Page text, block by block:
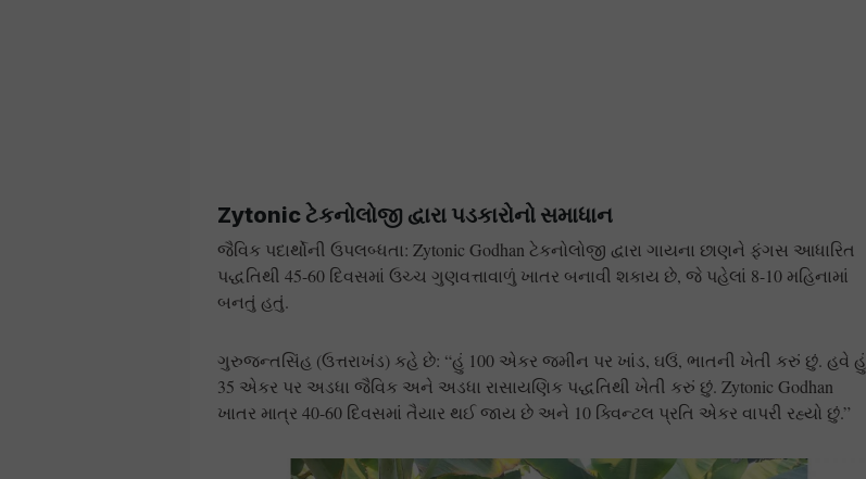
Zytonic ટેકનોલોજી દ્વારા પડકારોનો સમાધાન
જૈવિક પદાર્થોની ઉપલબ્ધતા: Zytonic Godhan ટેકનોલોજી દ્વારા ગાયના છાણને ફંગસ આધારિત
પદ્ધતિથી 45-60 દિવસમાં ઉચ્ચ ગુણવત્તાવાળું ખાતર બનાવી શકાય છે, જે પહેલાં 8-10 મહિનામાં
બનતું હતું.
ગુરુજન્તસિંહ (ઉત્તરાખંડ) કહે છે: “હું 100 એકર જમીન પર ખાંડ, ઘઉં, ભાતની ખેતી કરું છું. હવે હું
35 એકર પર અડધા જૈવિક અને અડધા રાસાયણિક પદ્ધતિથી ખેતી કરું છું. Zytonic Godhan
ખાતર માત્ર 40-60 દિવસમાં તૈયાર થઈ જાય છે અને 10 ક્વિન્ટલ પ્રતિ એકર વાપરી રહ્યો છું.”